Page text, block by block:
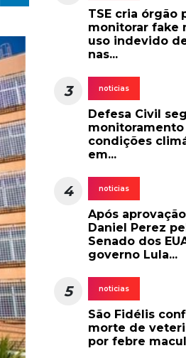
TSE cria órgão
monitorar fake
uso indevido
nas...
3 noticias
Defesa Civil
monitoramento
condições
em...
4 noticias
Após
Daniel Perez
Senado dos
governo Lula...
5 noticias
São Fidélis
morte de
por febre